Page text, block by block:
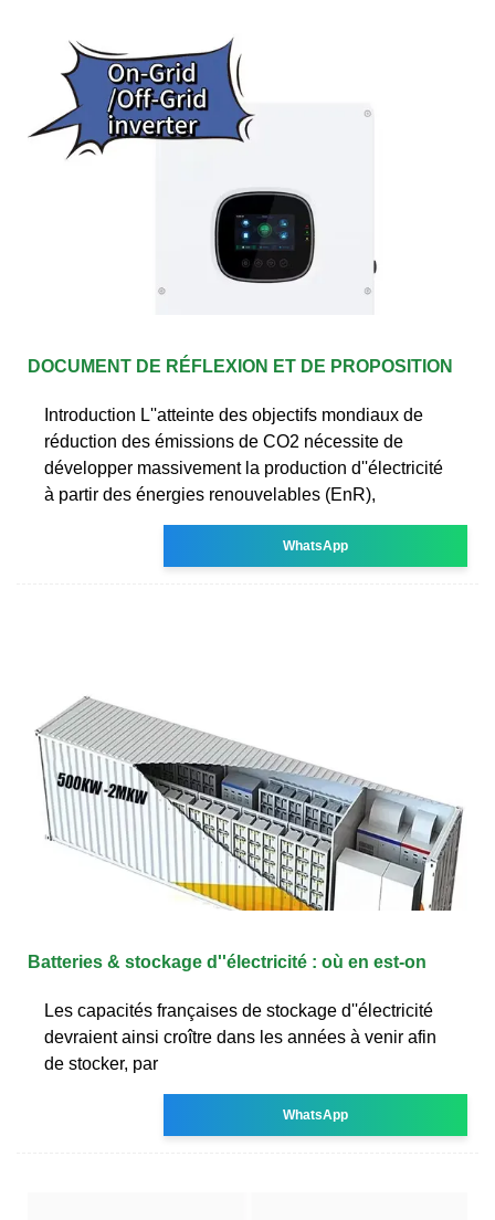
DOCUMENT DE RÉFLEXION ET DE PROPOSITION
Introduction L''atteinte des objectifs mondiaux de
réduction des émissions de CO2 nécessite de
développer massivement la production d''électricité
à partir des énergies renouvelables (EnR),
WhatsApp
Batteries & stockage d''électricité : où en est-on
Les capacités françaises de stockage d''électricité
devraient ainsi croître dans les années à venir afin
de stocker, par
WhatsApp